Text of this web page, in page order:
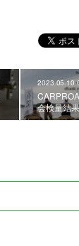
2023.05.10
会検量結果